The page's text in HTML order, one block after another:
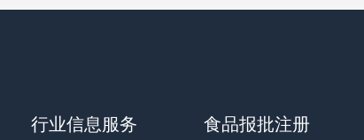
行业信息服务 食品报批注册